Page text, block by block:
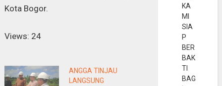
Kota Bogor.
Views: 24
ANGGA TINJAU
LANGSUNG
KA
MI
SIA
P
BER
BAK
TI
BAG